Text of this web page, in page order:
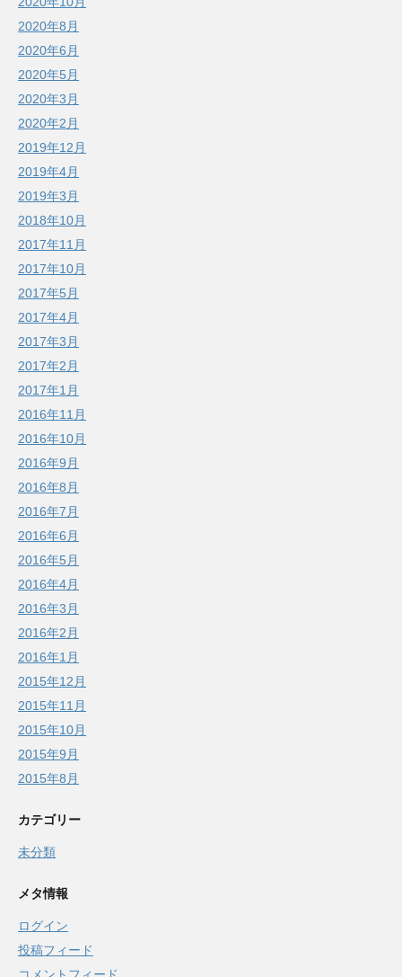
2020年8月
2020年6月
2020年5月
2020年3月
2020年2月
2019年12月
2019年4月
2019年3月
2018年10月
2017年11月
2017年10月
2017年5月
2017年4月
2017年3月
2017年2月
2017年1月
2016年11月
2016年10月
2016年9月
2016年8月
2016年7月
2016年6月
2016年5月
2016年4月
2016年3月
2016年2月
2016年1月
2015年12月
2015年11月
2015年10月
2015年9月
2015年8月
カテゴリー
未分類
メタ情報
ログイン
投稿フィード
コメントフィード